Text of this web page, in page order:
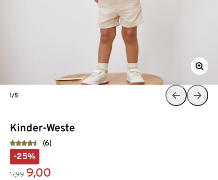
Kinder-Weste
(6)
-25%
17,99 9,00
1/5